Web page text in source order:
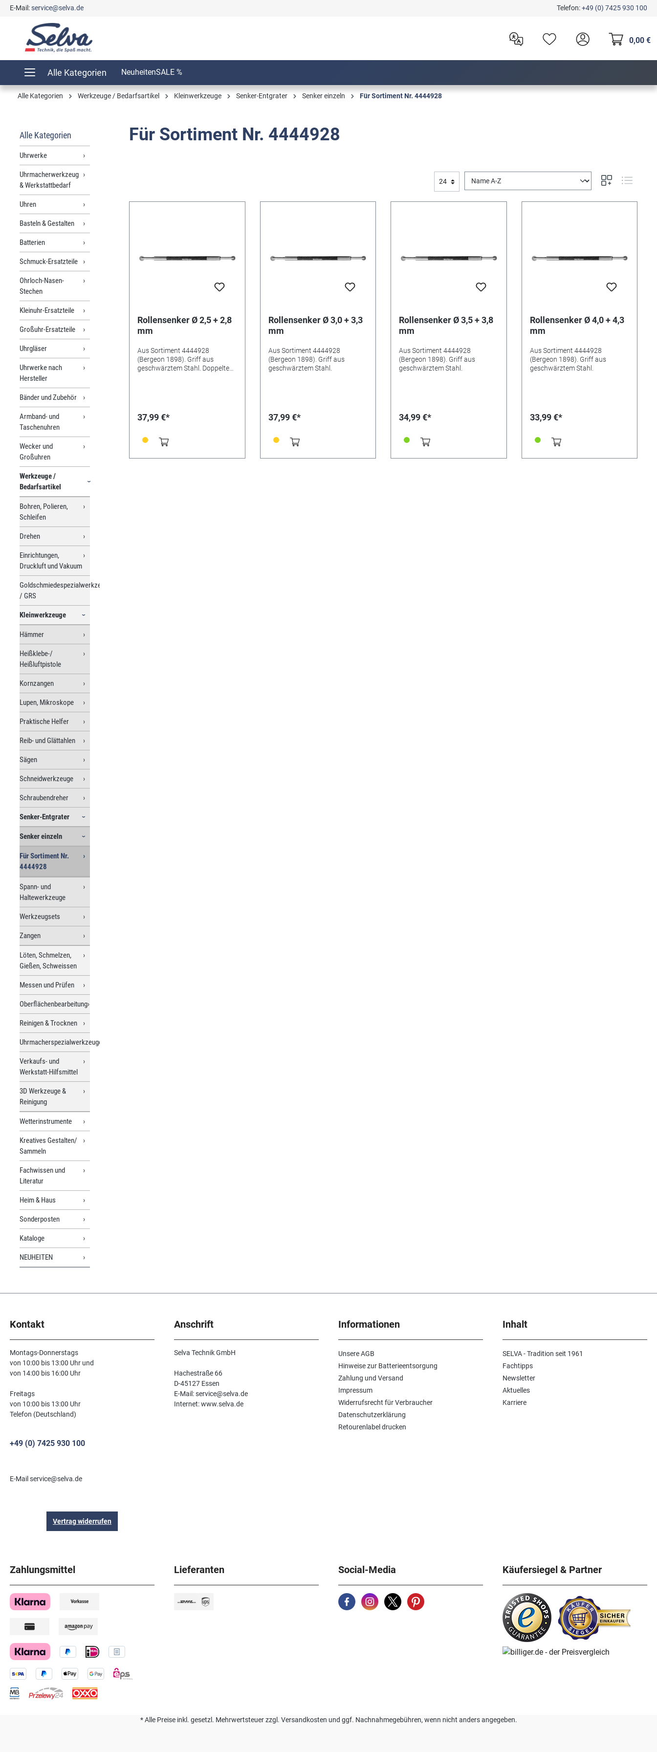
Zur Hauptnavigation springen
E-Mail:service@selva.de Telefon:+49 (0) 7425 930 100
0,00 €
Alle Kategorien NeuheitenSALE %
Alle Kategorien Werkzeuge / Bedarfsartikel Kleinwerkzeuge Senker-Entgrater Senker einzeln Für Sortiment Nr. 4444928
Alle Kategorien
Uhrwerke
Uhrmacherwerkzeug
& Werkstattbedarf
Uhren
Basteln & Gestalten
Batterien
Schmuck-Ersatzteile
Ohrloch-Nasen-
Stechen
Kleinuhr-Ersatzteile
Großuhr-Ersatzteile
Uhrgläser
Uhrwerke nach
Hersteller
Bänder und Zubehör
Armband- und
Taschenuhren
Wecker und
Großuhren
Werkzeuge /
Bedarfsartikel
Bohren, Polieren,
Schleifen
Drehen
Einrichtungen,
Druckluft und Vakuum
Goldschmiedespezialwerkzeuge
/ GRS
Kleinwerkzeuge
Hämmer
Heißklebe-/
Heißluftpistole
Kornzangen
Lupen, Mikroskope
Praktische Helfer
Reib- und Glättahlen
Sägen
Schneidwerkzeuge
Schraubendreher
Senker-Entgrater
Senker einzeln
Für Sortiment Nr.
4444928
Spann- und
Haltewerkzeuge
Werkzeugsets
Zangen
Löten, Schmelzen,
Gießen, Schweissen
Messen und Prüfen
Oberflächenbearbeitung
Reinigen & Trocknen
Uhrmacherspezialwerkzeuge
Verkaufs- und
Werkstatt-Hilfsmittel
3D Werkzeuge &
Reinigung
Wetterinstrumente
Kreatives Gestalten/
Sammeln
Fachwissen und
Literatur
Heim & Haus
Sonderposten
Kataloge
NEUHEITEN
Für Sortiment Nr. 4444928
Rollensenker Ø 2,5 + 2,8
mm
Aus Sortiment 4444928
(Bergeon 1898). Griff aus
geschwärztem Stahl. Doppelte
37,99 €*
Rollensenker Ø 3,0 + 3,3
mm
Aus Sortiment 4444928
(Bergeon 1898). Griff aus
geschwärztem Stahl.
37,99 €*
Rollensenker Ø 3,5 + 3,8
mm
Aus Sortiment 4444928
(Bergeon 1898). Griff aus
geschwärztem Stahl.
34,99 €*
Rollensenker Ø 4,0 + 4,3
mm
Aus Sortiment 4444928
(Bergeon 1898). Griff aus
geschwärztem Stahl.
33,99 €*
Kontakt
Montags-Donnerstags
von 10:00 bis 13:00 Uhr und
von 14:00 bis 16:00 Uhr
Freitags
von 10:00 bis 13:00 Uhr
Telefon (Deutschland)
+49 (0) 7425 930 100
E-Mail service@selva.de
Vertrag widerrufen
Anschrift
Selva Technik GmbH
Hachestraße 66
D-45127 Essen
E-Mail: service@selva.de
Internet: www.selva.de
Informationen
Unsere AGB
Hinweise zur Batterieentsorgung
Zahlung und Versand
Impressum
Widerrufsrecht für Verbraucher
Datenschutzerklärung
Retourenlabel drucken
Inhalt
SELVA - Tradition seit 1961
Fachtipps
Newsletter
Aktuelles
Karriere
Zahlungsmittel Lieferanten Social-Media Käufersiegel & Partner
* Alle Preise inkl. gesetzl. Mehrwertsteuer zzgl. Versandkosten und ggf. Nachnahmegebühren, wenn nicht anders angegeben.